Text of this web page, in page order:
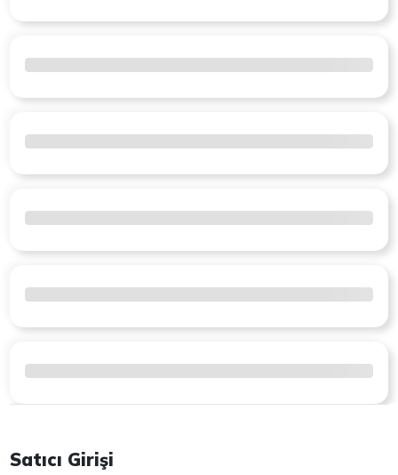
Satıcı Girişi